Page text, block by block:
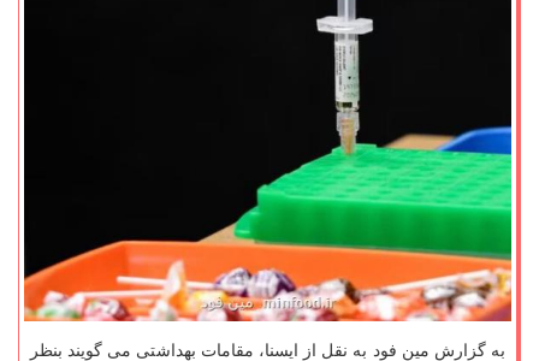
به گزارش مین فود به نقل از ایسنا، مقامات بهداشتی می گویند بنظر